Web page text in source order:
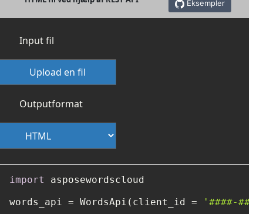
Eksempler
Input fil
Upload en fil
Outputformat
import
asposewordscloud
words_api = WordsApi(client_id =
'####-